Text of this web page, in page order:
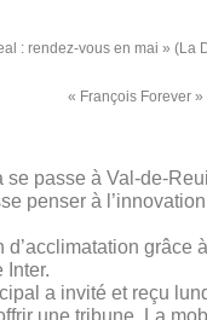
: rendez-vous en mai » (La
« François Forever
se passe à Val-de-
penser à
d’acclimatation grâce
Inter.
a invité et reçu
une tribune. La